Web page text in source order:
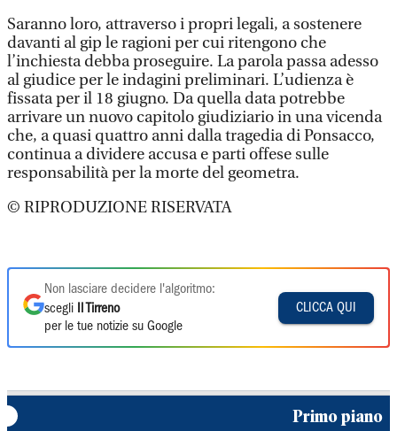
Saranno loro, attraverso i propri legali, a sostenere
davanti al gip le ragioni per cui ritengono che
l’inchiesta debba proseguire. La parola passa adesso
al giudice per le indagini preliminari. L’udienza è
fissata per il 18 giugno. Da quella data potrebbe
arrivare un nuovo capitolo giudiziario in una vicenda
che, a quasi quattro anni dalla tragedia di Ponsacco,
continua a dividere accusa e parti offese sulle
responsabilità per la morte del geometra.
© RIPRODUZIONE RISERVATA
Non lasciare decidere l'algoritmo:
scegli
Il Tirreno
per le tue notizie su Google
CLICCA QUI
Primo piano